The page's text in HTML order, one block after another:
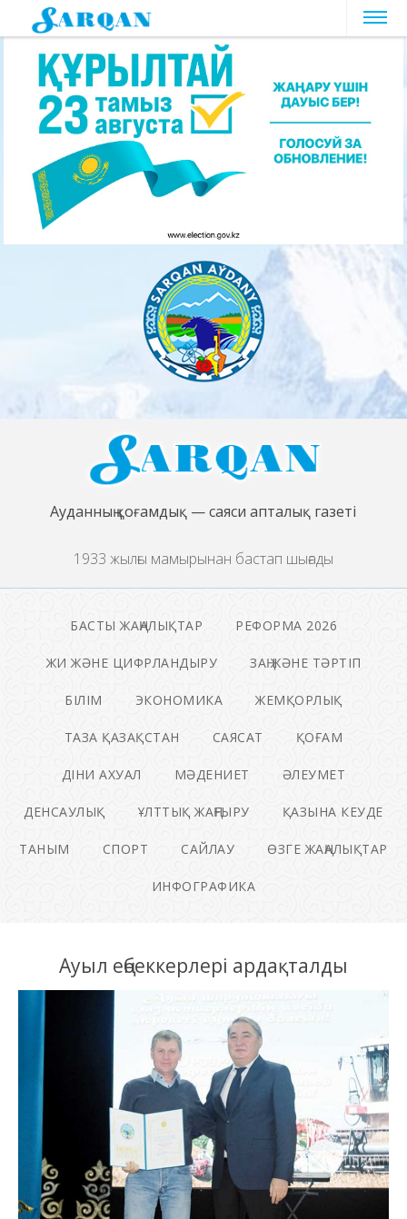
Ауданның қоғамдық — саяси апталық газеті
1933 жылғы мамырынан бастап шығады
БАСТЫ ЖАҢАЛЫҚТАР РЕФОРМА 2026
ЖИ ЖӘНЕ ЦИФРЛАНДЫРУ ЗАҢ ЖӘНЕ ТӘРТІП
БІЛІМ ЭКОНОМИКА ЖЕМҚОРЛЫҚ
ТАЗА ҚАЗАҚСТАН САЯСАТ ҚОҒАМ
ДІНИ АХУАЛ МӘДЕНИЕТ ӘЛЕУМЕТ
ДЕНСАУЛЫҚ ҰЛТТЫҚ ЖАҢҒЫРУ ҚАЗЫНА КЕУДЕ
ТАНЫМ СПОРТ САЙЛАУ ӨЗГЕ ЖАҢАЛЫҚТАР
ИНФОГРАФИКА
Ауыл еңбеккерлері ардақталды